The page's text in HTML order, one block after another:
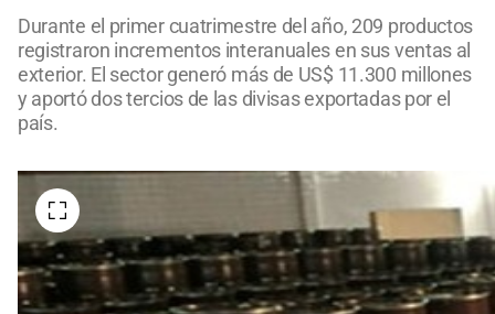
Durante el primer cuatrimestre del año, 209 productos
registraron incrementos interanuales en sus ventas al
exterior. El sector generó más de US$ 11.300 millones
y aportó dos tercios de las divisas exportadas por el
país.